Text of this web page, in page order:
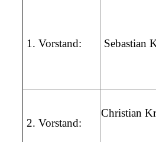
1. Vorstand: Sebastian
2. Vorstand:
Christian